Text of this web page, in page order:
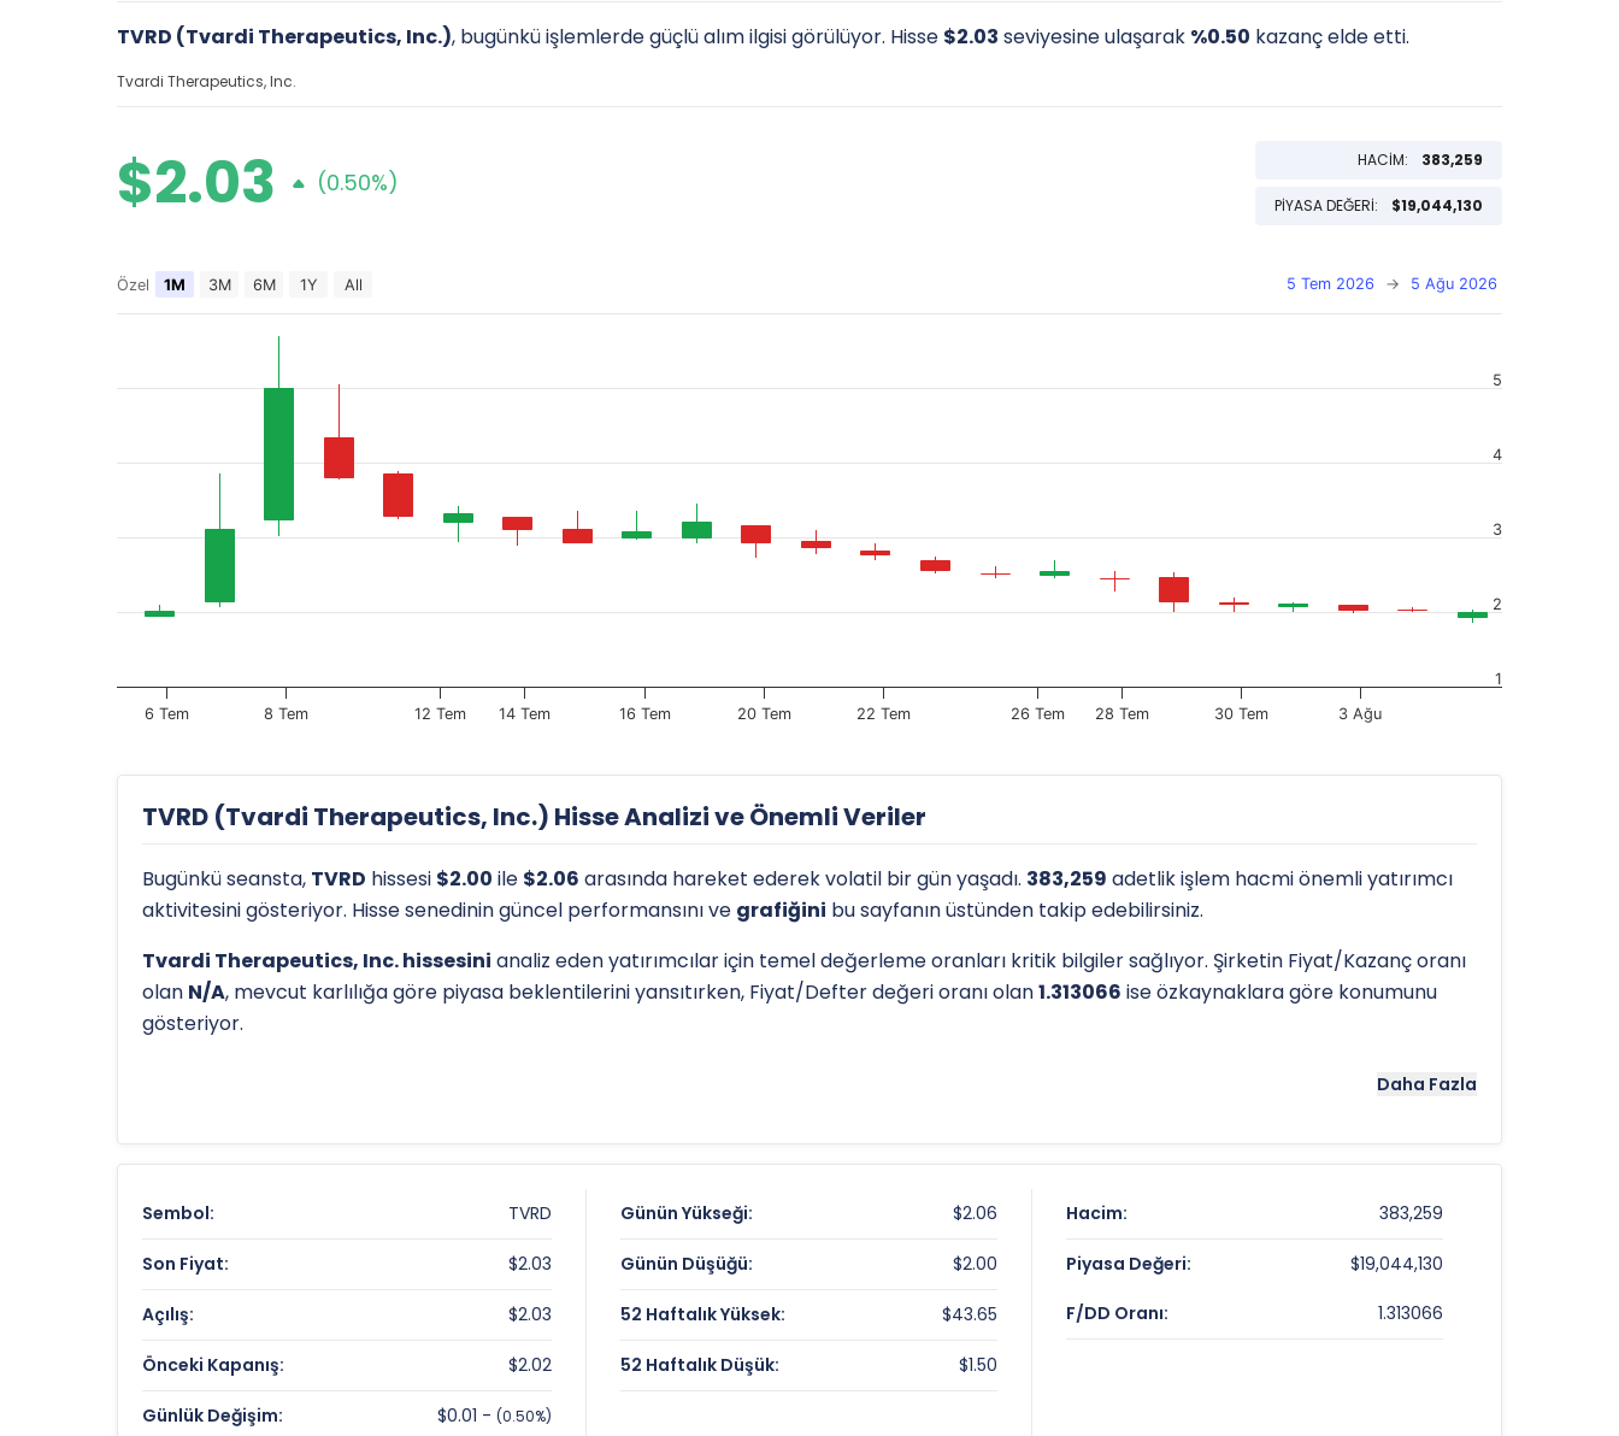
TVRD (Tvardi Therapeutics, Inc.), bugünkü işlemlerde güçlü alım ilgisi görülüyor. Hisse $2.03 seviyesine ulaşarak %0.50 kazanç elde etti.
Tvardi Therapeutics, Inc.
$2.03 (0.50%)
HACİM: 383,259
PİYASA DEĞERİ: $19,044,130
Özel 1M 3M 6M 1Y All 5 Tem 2026 → 5 Ağu 2026
6 Tem 8 Tem 12 Tem 14 Tem 16 Tem 20 Tem 22 Tem 26 Tem 28 Tem 30 Tem 3 Ağu
1
2
3
4
5
TVRD (Tvardi Therapeutics, Inc.) Hisse Analizi ve Önemli Veriler
Bugünkü seansta, TVRD hissesi $2.00 ile $2.06 arasında hareket ederek volatil bir gün yaşadı. 383,259 adetlik işlem hacmi önemli yatırımcı
aktivitesini gösteriyor. Hisse senedinin güncel performansını ve grafiğini bu sayfanın üstünden takip edebilirsiniz.
Tvardi Therapeutics, Inc. hissesini analiz eden yatırımcılar için temel değerleme oranları kritik bilgiler sağlıyor. Şirketin Fiyat/Kazanç oranı
olan N/A, mevcut karlılığa göre piyasa beklentilerini yansıtırken, Fiyat/Defter değeri oranı olan1.313066 ise özkaynaklara göre konumunu
gösteriyor.
göstergeleri önemli araçlardır. Hissenin 52
eder.
Tvardi Therapeutics, Inc. Fiyat ve Getiri Özeti
Güncel Fiyat:
$2.03
Günlük Değişim:
Tvardi Therapeutics, Inc. Değerleme Çarpanları
Fiyat/Defter Değeri (F/DD):
Daha Fazla
Sembol: TVRD
Son Fiyat: $2.03
Açılış: $2.03
Önceki Kapanış: $2.02
Günlük Değişim: $0.01 -(0.50%)
Günün Yükseği: $2.06
Günün Düşüğü: $2.00
52 Haftalık Yüksek: $43.65
52 Haftalık Düşük: $1.50
Hacim: 383,259
Piyasa Değeri: $19,044,130
F/DD Oranı: 1.313066